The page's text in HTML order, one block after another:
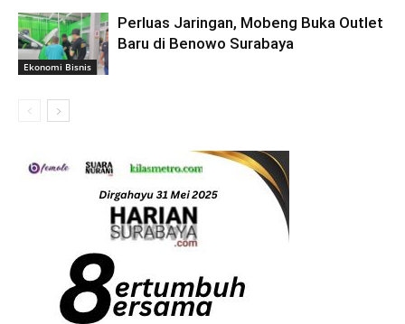
Ekonomi Bisnis
Perluas Jaringan, Mobeng Buka Outlet
Baru di Benowo Surabaya